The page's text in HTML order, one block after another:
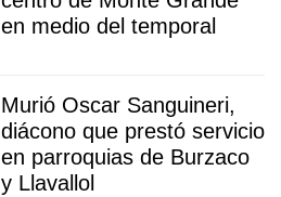
en medio del temporal
Murió Oscar Sanguineri,
diácono que prestó servicio
en parroquias de Burzaco
y Llavallol